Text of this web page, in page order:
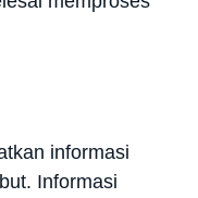
informasi
Informasi